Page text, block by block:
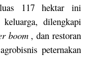
117 hektar ini
dilengkapi
boom, dan restoran
peternakan